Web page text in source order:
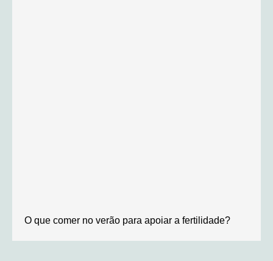
O que comer no verão para apoiar a fertilidade?